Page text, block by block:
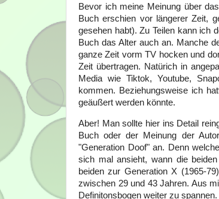
Bevor ich meine Meinung über
Buch erschien vor längerer Zeit,
gesehen habt). Zu Teilen kann ich
Buch das Alter auch an. Manche
ganze Zeit vorm TV hocken und
Zeit übertragen. Natürich in
Media wie Tiktok, Youtube,
kommen. Beziehungsweise ich
geäußert werden könnte.
Aber! Man sollte hier ins Detail
Buch oder der Meinung der
"Generation Doof" an. Denn
sich mal ansieht, wann die
beiden zur Generation X (1965-
zwischen 29 und 43 Jahren. Aus
Definitonsbogen weiter zu spannen.